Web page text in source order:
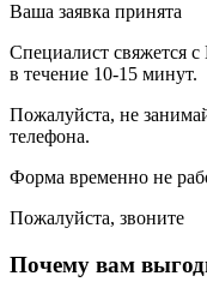
Ваша заявка принята
Специалист свяжется
в течение 10-15 минут.
Пожалуйста, не
телефона.
Форма временно не
Пожалуйста, звоните
Почему вам